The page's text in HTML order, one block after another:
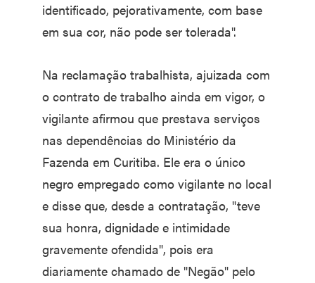
identificado, pejorativamente, com base
em sua cor, não pode ser tolerada".
Na reclamação trabalhista, ajuizada com
o contrato de trabalho ainda em vigor, o
vigilante afirmou que prestava serviços
nas dependências do Ministério da
Fazenda em Curitiba. Ele era o único
negro empregado como vigilante no local
e disse que, desde a contratação, "teve
sua honra, dignidade e intimidade
gravemente ofendida", pois era
diariamente chamado de "Negão" pelo